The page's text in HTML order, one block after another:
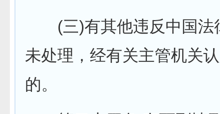
(三)有其他违反中国法
未处理，经有关主管机关
的。